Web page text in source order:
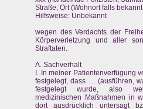
Straße, Ort (Wohnort falls
Hilfsweise: Unbekannt
wegen des Verdachts der
Körperverletzung und aller
Straftaten.
A. Sachverhalt
I. In meiner Patientenverfügung
festgelegt, dass … (ausführen,
festgelegt wurde, also
medizinischen Maßnahmen in
dort ausdrücklich untersagt